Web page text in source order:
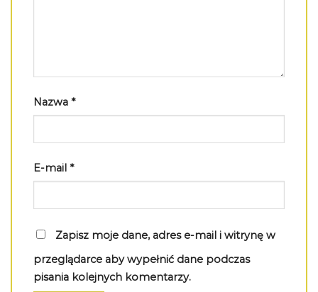
Nazwa *
E-mail *
Zapisz moje dane, adres e-mail i witrynę w
przeglądarce aby wypełnić dane podczas
pisania kolejnych komentarzy.